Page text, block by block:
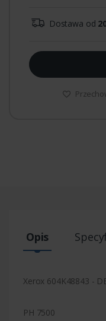
Dostawa od
Opis
Xerox 604K48843 -
PH 7500